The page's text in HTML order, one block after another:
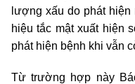
lượng xấu do phát
hiệu tắc mật xuất hiện
phát hiện bệnh khi vẫn
Từ trường hợp này